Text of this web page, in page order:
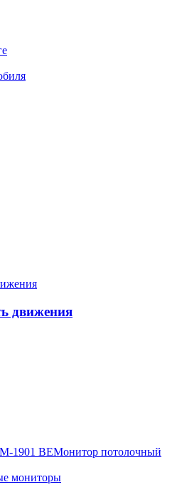
движения
1901 BEМонитор потолочный
мониторы